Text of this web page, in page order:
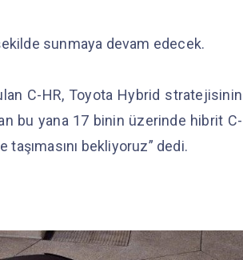
sunmaya devam edecek.
C-HR, Toyota Hybrid stratejisinin
bu yana 17 binin üzerinde hibrit C-
bekliyoruz” dedi.